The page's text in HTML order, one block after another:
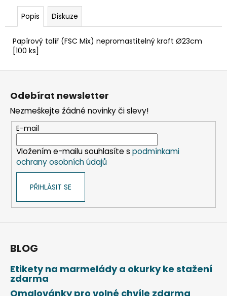
Popis Diskuze
Papírový talíř (FSC Mix) nepromastitelný kraft Ø23cm
[100 ks]
KS]
108
Kč
Z
Odebírat newsletter
Nezmeškejte žádné novinky či slevy!
E-mail
Vložením e-mailu souhlasíte s podmínkami
ochrany osobních údajů
PŘIHLÁSIT SE
BLOG
Etikety na marmelády a okurky ke stažení
zdarma
Omalovánky pro volné chvíle zdarma